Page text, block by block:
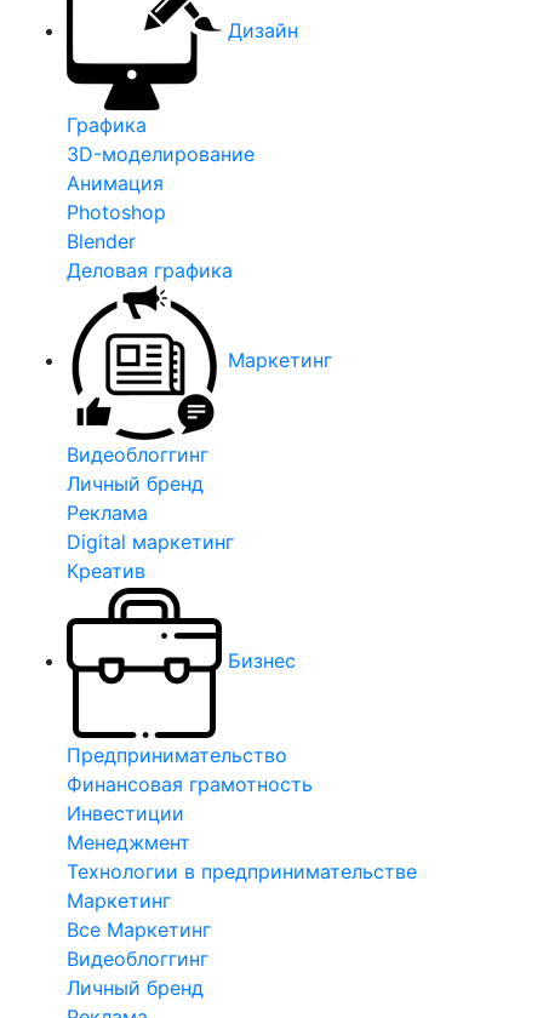
Дизайн
Графика
3D-моделирование
Анимация
Photoshop
Blender
Деловая графика
Маркетинг
Видеоблоггинг
Личный бренд
Реклама
Digital маркетинг
Креатив
Бизнес
Предпринимательство
Финансовая грамотность
Инвестиции
Менеджмент
Технологии в предпринимательстве
Маркетинг
Все Маркетинг
Видеоблоггинг
Личный бренд